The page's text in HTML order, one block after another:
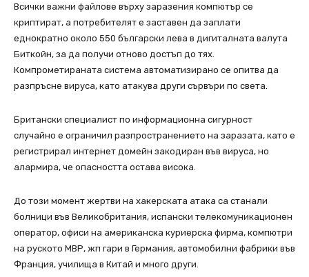
Всички важни файлове върху заразения компютър се
криптират, а потребителят е заставен да заплати
еднократно около 550 български лева в дигиталната валута
Биткойн, за да получи отново достъп до тях.
Компрометираната система автоматизирано се опитва да
разпръсне вируса, като атакува други сървъри по света.
Британски специалист по информационна сигурност
случайно е ограничил разпространението на заразата, като е
регистрирал интернет домейн закодиран във вируса, но
алармира, че опасността остава висока.
До този момент жертви на хакерската атака са станали
болници във Великобритания, испански телекомуникационен
оператор, офиси на американска куриерска фирма, компютри
на руското МВР, жп гари в Германия, автомобилни фабрики във
Франция, училища в Китай и много други.